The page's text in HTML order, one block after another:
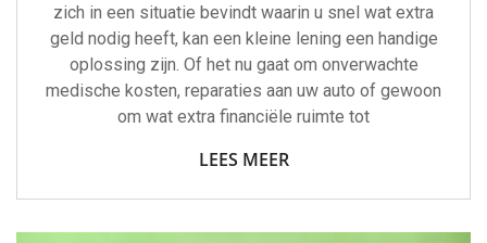
zich in een situatie bevindt waarin u snel wat extra
geld nodig heeft, kan een kleine lening een handige
oplossing zijn. Of het nu gaat om onverwachte
medische kosten, reparaties aan uw auto of gewoon
om wat extra financiële ruimte tot
LEES MEER